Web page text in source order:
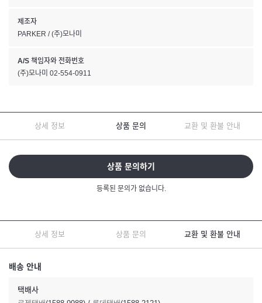
제조자
PARKER / (주)모나미
A/S 책임자와 전화번호
(주)모나미 02-554-0911
상세 정보 상품 문의 교환 및 환불 안내
상품 문의하기
등록된 문의가 없습니다.
상세 정보 상품 문의 교환 및 환불 안내
배송 안내
택배사